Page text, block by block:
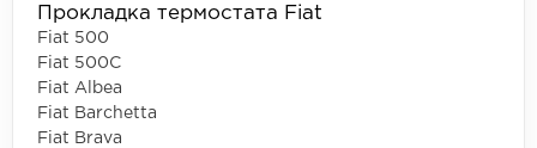
Прокладка термостата Fiat
Fiat 500
Fiat 500C
Fiat Albea
Fiat Barchetta
Fiat Brava